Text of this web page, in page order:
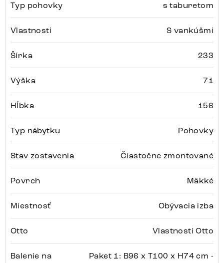
Typ pohovky s taburetom
Vlastnosti S vankúšmi
Šírka 233
Výška 71
Hĺbka 156
Typ nábytku Pohovky
Stav zostavenia Čiastočne zmontované
Povrch Mäkké
Miestnosť Obývacia izba
Otto Vlastnosti Otto
Balenie na
Paket 1: B96 x T100 x H74 cm -